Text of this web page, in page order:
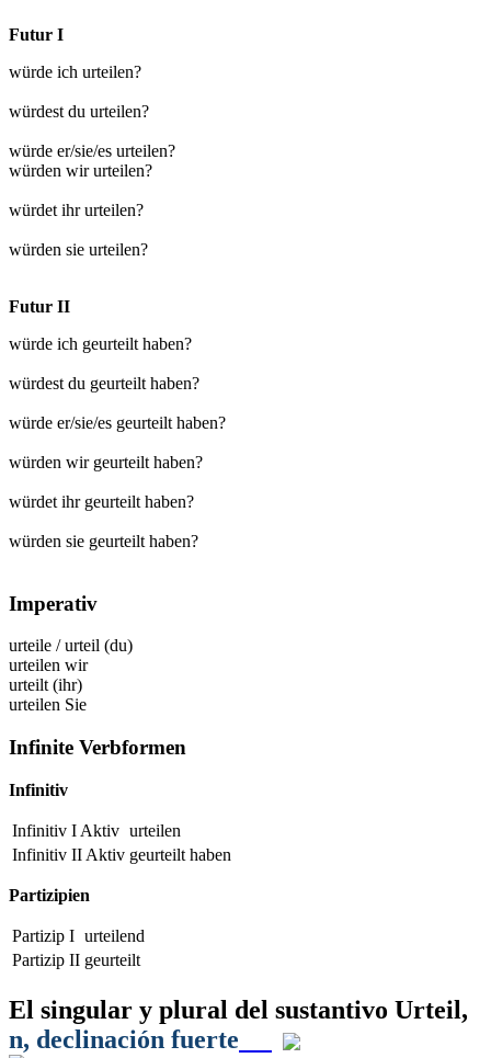
Futur I
würde ich urteilen?
würdest du urteilen?
würde er/sie/es urteilen?
würden wir urteilen?
würdet ihr urteilen?
würden sie urteilen?
Futur II
würde ich geurteilt haben?
würdest du geurteilt haben?
würde er/sie/es geurteilt haben?
würden wir geurteilt haben?
würdet ihr geurteilt haben?
würden sie geurteilt haben?
Imperativ
urteile /urteil (du)
urteilen wir
urteilt (ihr)
urteilen Sie
Infinite Verbformen
Infinitiv
Infinitiv I Aktiv urteilen
Infinitiv II Aktiv geurteilt haben
Partizipien
Partizip I urteilend
Partizip II geurteilt
El singular y plural del sustantivo Urteil,
n, declinación fuerte